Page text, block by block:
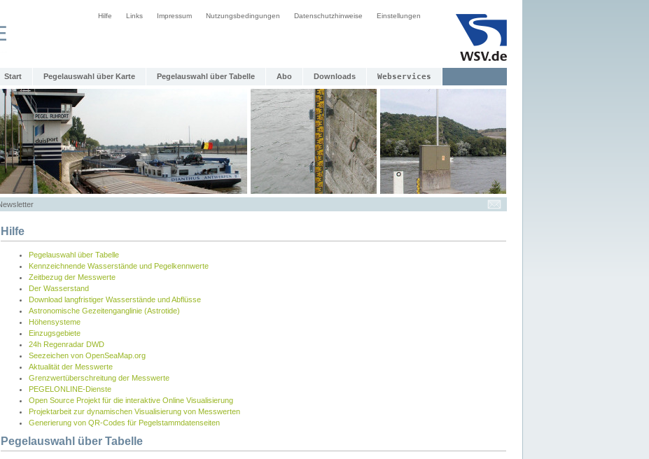
Hilfe Links Impressum Nutzungsbedingungen Datenschutzhinweise Einstellungen
Start Pegelauswahl über Karte Pegelauswahl über Tabelle Abo Downloads Webservices
Hilfe
Pegelauswahl über Tabelle
Kennzeichnende Wasserstände und Pegelkennwerte
Zeitbezug der Messwerte
Der Wasserstand
Download langfristiger Wasserstände und Abflüsse
Astronomische Gezeitenganglinie (Astrotide)
Höhensysteme
Einzugsgebiete
24h Regenradar DWD
Seezeichen von OpenSeaMap.org
Aktualität der Messwerte
Grenzwertüberschreitung der Messwerte
PEGELONLINE-Dienste
Open Source Projekt für die interaktive Online Visualisierung
Projektarbeit zur dynamischen Visualisierung von Messwerten
Generierung von QR-Codes für Pegelstammdatenseiten
Pegelauswahl über Tabelle